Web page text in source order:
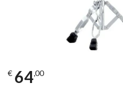
€ 64,00